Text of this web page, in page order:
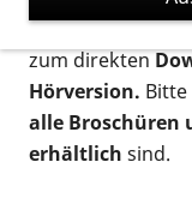
postalischen
zum direkten
Hörversion. Bitte
alle Broschüren
erhältlich sind.